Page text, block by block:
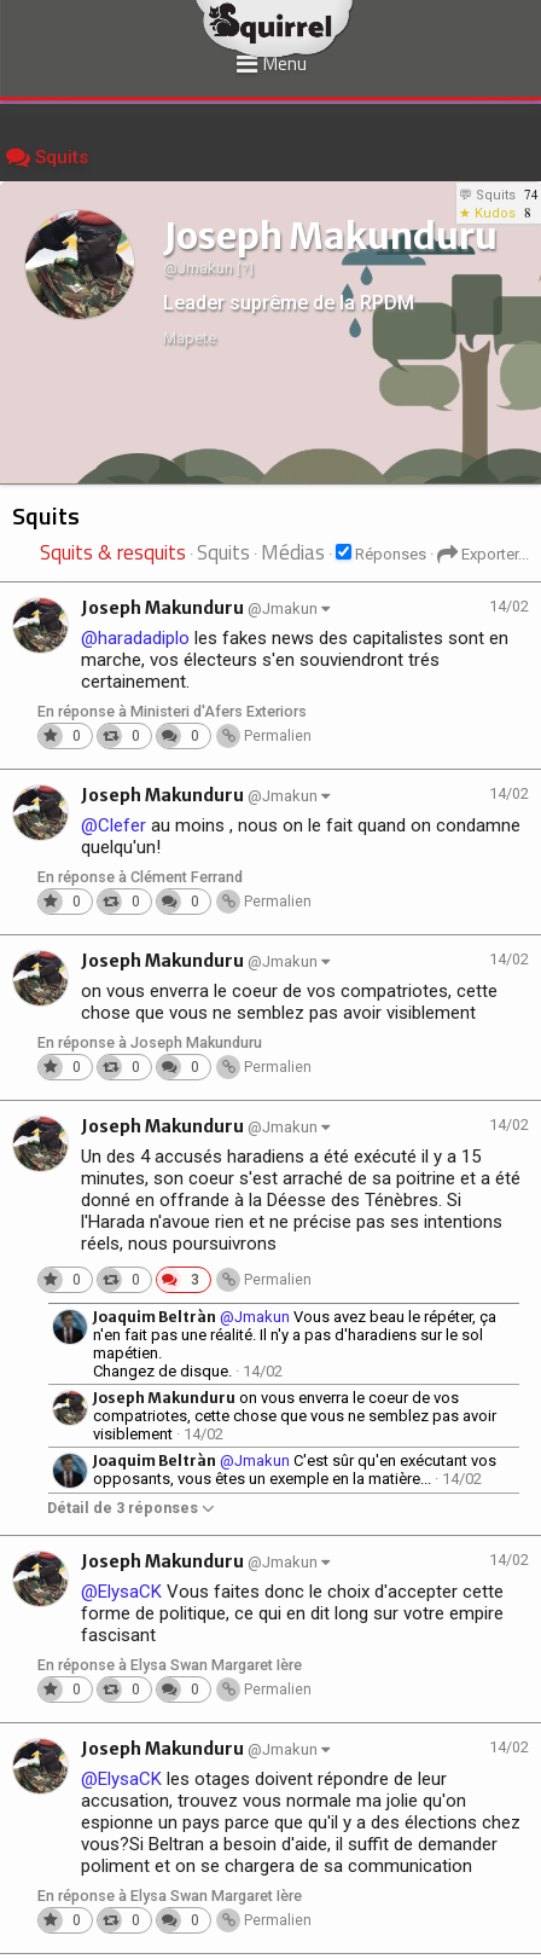
Menu
Squits
💬 Squits 74
★ Kudos 8
Joseph Makunduru
@Jmakun [ ? ]
Leader suprême de la RPDM
Mapete
Squits
Squits & resquits · Squits · Médias · Réponses · Exporter...
14/02
Joseph Makunduru @Jmakun
@haradadiplo les fakes news des capitalistes sont en
marche, vos électeurs s'en souviendront trés
certainement.
En réponse à Ministeri d'Afers Exteriors
0
0 0 Permalien
14/02
Joseph Makunduru @Jmakun
@Clefer au moins , nous on le fait quand on condamne
quelqu'un!
En réponse à Clément Ferrand
0
0 0 Permalien
14/02
Joseph Makunduru @Jmakun
on vous enverra le coeur de vos compatriotes, cette
chose que vous ne semblez pas avoir visiblement
En réponse à Joseph Makunduru
0
0 0 Permalien
14/02
Joseph Makunduru @Jmakun
Un des 4 accusés haradiens a été exécuté il y a 15
minutes, son coeur s'est arraché de sa poitrine et a été
donné en offrande à la Déesse des Ténèbres. Si
l'Harada n'avoue rien et ne précise pas ses intentions
réels, nous poursuivrons
0 0 3 Permalien
Joaquim Beltràn @Jmakun Vous avez beau le répéter, ça
n'en fait pas une réalité. Il n'y a pas d'haradiens sur le sol
mapétien.
Changez de disque. · 14/02
Joseph Makunduru on vous enverra le coeur de vos
compatriotes, cette chose que vous ne semblez pas avoir
visiblement · 14/02
Joaquim Beltràn @Jmakun C'est sûr qu'en exécutant vos
opposants, vous êtes un exemple en la matière... · 14/02
Détail de 3 réponses
14/02
Joseph Makunduru @Jmakun
@ElysaCK Vous faites donc le choix d'accepter cette
forme de politique, ce qui en dit long sur votre empire
fascisant
En réponse à Elysa Swan Margaret Ière
0
0 0 Permalien
14/02
Joseph Makunduru @Jmakun
@ElysaCK les otages doivent répondre de leur
accusation, trouvez vous normale ma jolie qu'on
espionne un pays parce que qu'il y a des élections chez
vous?Si Beltran a besoin d'aide, il suffit de demander
poliment et on se chargera de sa communication
En réponse à Elysa Swan Margaret Ière
0
0 0 Permalien